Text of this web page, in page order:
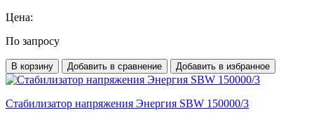
Цена:
По запросу
В корзину Добавить в сравнение Добавить в избранное
Стабилизатор напряжения Энергия SBW 150000/3